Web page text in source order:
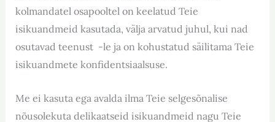
kolmandatel osapooltel on keelatud Teie
isikuandmeid kasutada, välja arvatud juhul, kui nad
osutavad teenust -le ja on kohustatud säilitama Teie
isikuandmete konfidentsiaalsuse.
Me ei kasuta ega avalda ilma Teie selgesõnalise
nõusolekuta delikaatseid isikuandmeid nagu Teie